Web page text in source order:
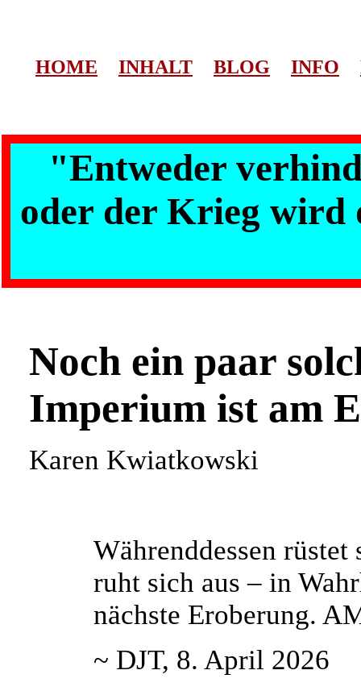
HOME INHALT BLOG INFO
"Entweder
oder der Krieg wird
Noch ein paar
Imperium ist am
Karen Kwiatkowski
Währenddessen
ruht sich aus – in
nächste Eroberung.
~ DJT, 8. April 2026